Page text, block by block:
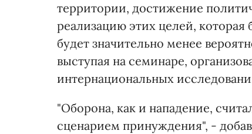
территории, достижение
реализацию этих целей, которая
будет значительно менее
выступая на семинаре,
интернациональных
"Оборона, как и нападение,
сценарием принуждения", -